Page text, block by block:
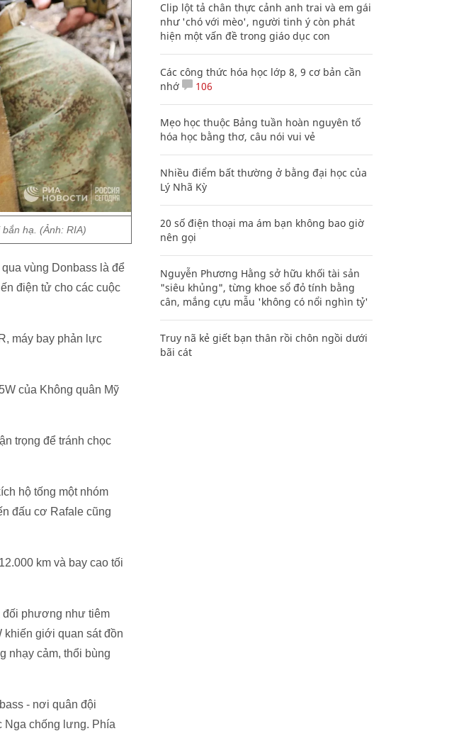
hạ. (Ảnh: RIA)
vùng Donbass là để
điện tử cho các cuộc
máy bay phản lực
của Không quân Mỹ
trọng để tránh chọc
hộ tống một nhóm
đấu cơ Rafale cũng
km và bay cao tối
đối phương như tiêm
khiến giới quan sát đồn
nhạy cảm, thổi bùng
- nơi quân đội
chống lưng. Phía
Clip lột tả chân thực cảnh anh trai và em gái
như 'chó với mèo', người tinh ý còn phát
hiện một vấn đề trong giáo dục con
Các công thức hóa học lớp 8, 9 cơ bản cần
nhớ
106
Mẹo học thuộc Bảng tuần hoàn nguyên tố
hóa học bằng thơ, câu nói vui vẻ
Nhiều điểm bất thường ở bằng đại học của
Lý Nhã Kỳ
20 số điện thoại ma ám bạn không bao giờ
nên gọi
Nguyễn Phương Hằng sở hữu khối tài sản
"siêu khủng", từng khoe sổ đỏ tính bằng
cân, mắng cựu mẫu 'không có nổi nghìn tỷ'
Truy nã kẻ giết bạn thân rồi chôn ngồi dưới
bãi cát